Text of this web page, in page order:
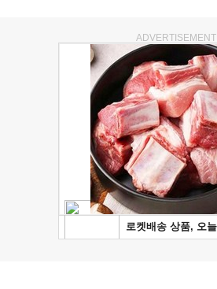
ADVERTISEMENT